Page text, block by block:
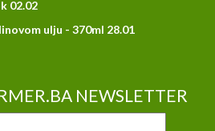
02.02
ulju - 370ml 28.01
NEWSLETTER